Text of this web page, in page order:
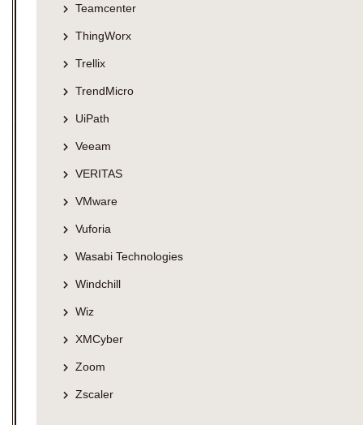
Teamcenter
ThingWorx
Trellix
TrendMicro
UiPath
Veeam
VERITAS
VMware
Vuforia
Wasabi Technologies
Windchill
Wiz
XMCyber
Zoom
Zscaler